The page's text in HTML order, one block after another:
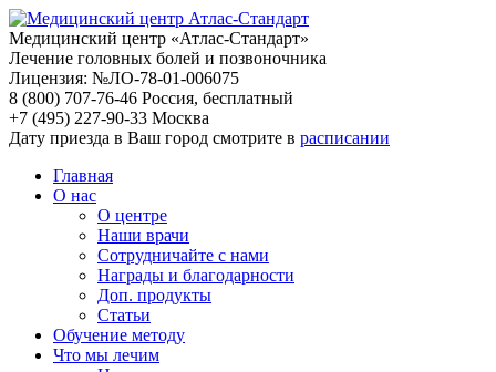
Медицинский центр «Атлас-Стандарт»
Лечение головных болей и позвоночника
Лицензия: №ЛО-78-01-006075
8 (800) 707-76-46 Россия, бесплатный
+7 (495) 227-90-33 Москва
Дату приезда в Ваш город смотрите в расписании
Главная
О нас
О центре
Наши врачи
Сотрудничайте с нами
Награды и благодарности
Доп. продукты
Статьи
Обучение методу
Что мы лечим